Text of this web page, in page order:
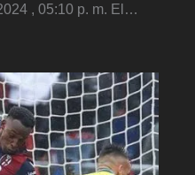
, 05:10 p. m. El…